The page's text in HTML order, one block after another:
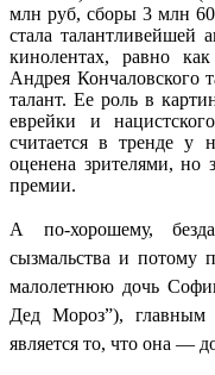
млн руб, сборы 3 млн
стала талантливейшей
кинолентах, равно
Андрея Кончаловского
талант. Ее роль в
еврейки и
считается в тренде у
оценена зрителями, но
премии.
А по-хорошему,
сызмальства и потому
малолетнюю дочь
Дед Мороз”), главным
является то, что она —